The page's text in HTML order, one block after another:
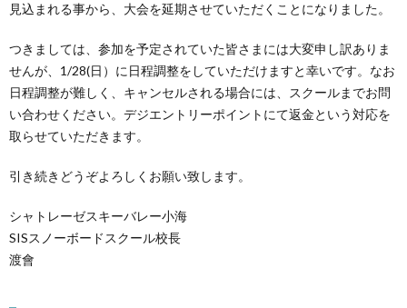
見込まれる事から、大会を延期させていただくことになりました。
つきましては、参加を予定されていた皆さまには大変申し訳ありま
せんが、1/28(日）に日程調整をしていただけますと幸いです。なお
日程調整が難しく、キャンセルされる場合には、スクールまでお問
い合わせください。デジエントリーポイントにて返金という対応を
取らせていただきます。
引き続きどうぞよろしくお願い致します。
シャトレーゼスキーバレー小海
SISスノーボードスクール校長
渡會